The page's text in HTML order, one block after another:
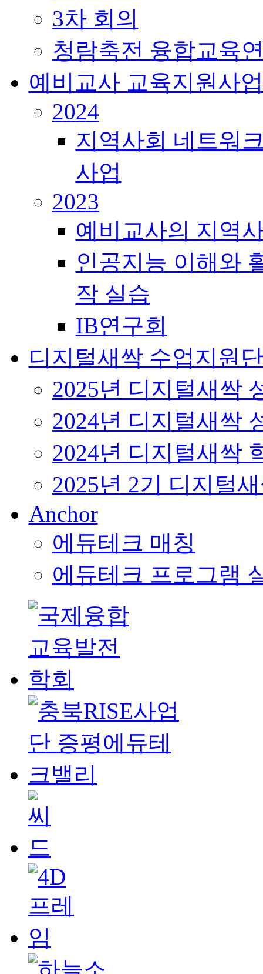
3차 회의
청람축전 융합교육
예비교사 교육지원사업
2024
지역사회 네트워
사업
2023
예비교사의 지역
인공지능 이해와
작 실습
IB연구회
디지털새싹 수업지원단
2025년 디지털새싹
2024년 디지털새싹
2024년 디지털새싹
2025년 2기 디지털
Anchor
에듀테크 매칭
에듀테크 프로그램